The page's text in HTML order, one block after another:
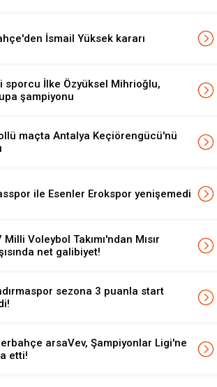
İsmail Yüksek kararı
sporcu İlke Özyüksel Mihrioğlu,
şampiyonu
maçta Antalya Keçiörengücü'nü
ile Esenler Erokspor yenişemedi
Milli Voleybol Takımı'ndan Mısır
net galibiyet!
sezona 3 puanla start
arsaVev, Şampiyonlar Ligi'ne
etti!